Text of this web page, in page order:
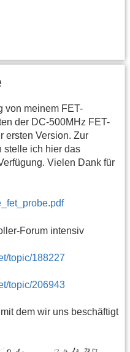
von meinem FET-
der DC-500MHz FET-
ersten Version. Zur
stelle ich hier das
Vielen Dank für
Forum intensiv
topic/188227
topic/206943
dem wir uns beschäftigt